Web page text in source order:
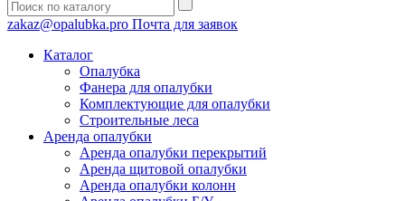
zakaz@opalubka.pro Почта для заявок
Каталог
Опалубка
Фанера для опалубки
Комплектующие для опалубки
Строительные леса
Аренда опалубки
Аренда опалубки перекрытий
Аренда щитовой опалубки
Аренда опалубки колонн